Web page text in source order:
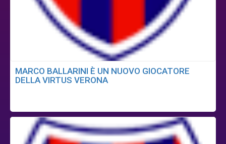
MARCO BALLARINI È UN NUOVO GIOCATORE
DELLA VIRTUS VERONA